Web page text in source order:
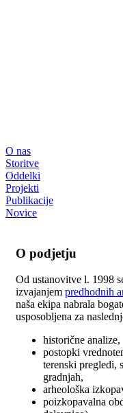
O nas
Storitve
Oddelki
Projekti
Publikacije
Novice
O podjetju
Od ustanovitve l. 1998
izvajanjem predhodnih
naša ekipa nabrala
usposobljena za
historične analize,
postopki
terenski pregledi,
gradnjah,
arheološka
poizkopavalna